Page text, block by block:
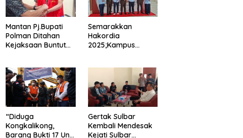
Mantan Pj.Bupati
Polman Ditahan
Kejaksaan Buntut
Seragam Linmas
Pemilu
Semarakkan
Hakordia
2025;Kampus
Gelar” Satukan Aksi
Basmi Korupsi “
“Diduga
Kongkalikong,
Barang Bukti 17 Unit
Gertak Sulbar
Kembali Mendesak
Kejati Sulbar